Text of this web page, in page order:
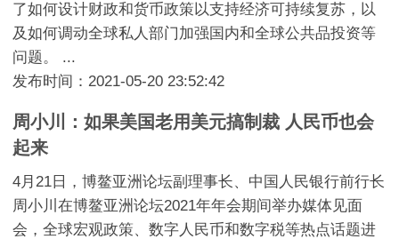
了如何设计财政和货币政策以支持经济可持续复苏，以
及如何调动全球私人部门加强国内和全球公共品投资等
问题。 ...
发布时间：2021-05-20 23:52:42
周小川：如果美国老用美元搞制裁 人民币也会
起来
4月21日，博鳌亚洲论坛副理事长、中国人民银行前行长
周小川在博鳌亚洲论坛2021年年会期间举办媒体见面
会，全球宏观政策、数字人民币和数字税等热点话题进